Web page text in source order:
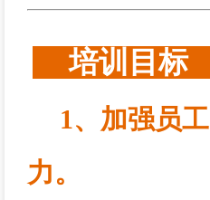
培训目
1、 加强员
力。